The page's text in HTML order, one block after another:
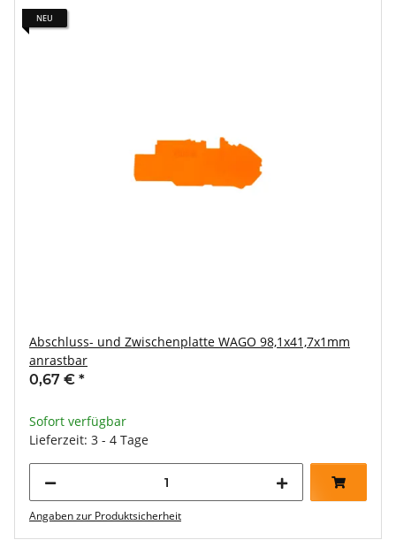
NEU
Abschluss- und Zwischenplatte WAGO 98,1x41,7x1mm
anrastbar
0,67 € *
Sofort verfügbar
Lieferzeit: 3 - 4 Tage
Angaben zur Produktsicherheit